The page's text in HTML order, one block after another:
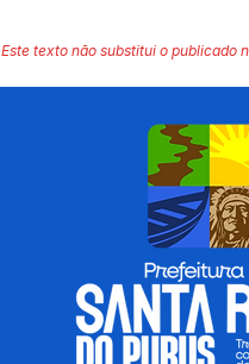
Este texto não substitui o publicado